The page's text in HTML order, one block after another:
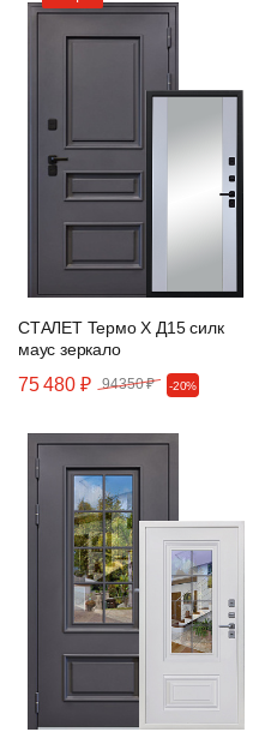
СТАЛЕТ Термо Х Д15 силк
маус зеркало
75 480 ₽ 94350 ₽ -20%